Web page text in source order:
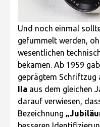
Und noch einmal
gefummelt werden,
wesentlichen
bekamen. Ab 1959
geprägtem Schriftzug
IIa aus dem gleichen
darauf verwiesen,
Bezeichnung